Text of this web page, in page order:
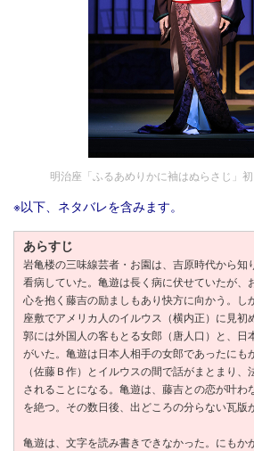
明治座「ふるあめりかに袖はぬらさじ」
※以下、ネタバレを含みます。
あらすじ
岩亀楼の三味線芸者・お園は、吉原時代から知
看病していた。亀遊は長く病に伏せていたが、
心を抱く藤吉の励ましもあり快方に向かう。し
座敷でアメリカ人のイルウス（横内正）に見初
郭には外国人の客もとる女郎（唐人口）と、日
がいた。亀遊は日本人相手の女郎であったにも
（佐藤Ｂ作）とイルウスの間で話がまとまり
されることになる。亀遊は、藤吉との恋が叶わ
を絶つ。その数日後、出どころの分らない瓦版
亀遊は、文字を読み書きできなかった。にもか